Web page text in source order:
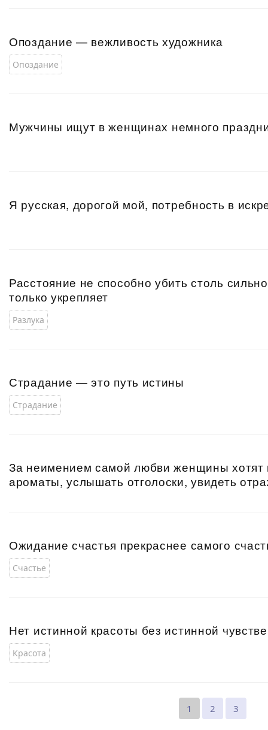
Опоздание — вежливость художника
Опоздание
Мужчины ищут в женщинах немного
Я русская, дорогой мой, потребность в
Расстояние не способно убить столь
только укрепляет
Разлука
Страдание — это путь истины
Страдание
За неимением самой любви женщины хотят
ароматы, услышать отголоски, увидеть
Ожидание счастья прекраснее самого
Счастье
Нет истинной красоты без истинной
Красота
1 2 3